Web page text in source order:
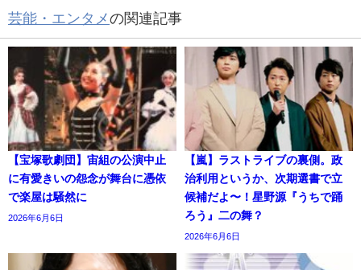
芸能・エンタメの関連記事
【宝塚歌劇団】宙組の公演中止
に有愛きいの怨念が舞台に憑依
で楽屋は騒然に
2026年6月6日
【嵐】ラストライブの裏側。政
治利用というか、次期選書で立
候補だよ〜！星野源『うちで踊
ろう』二の舞？
2026年6月6日